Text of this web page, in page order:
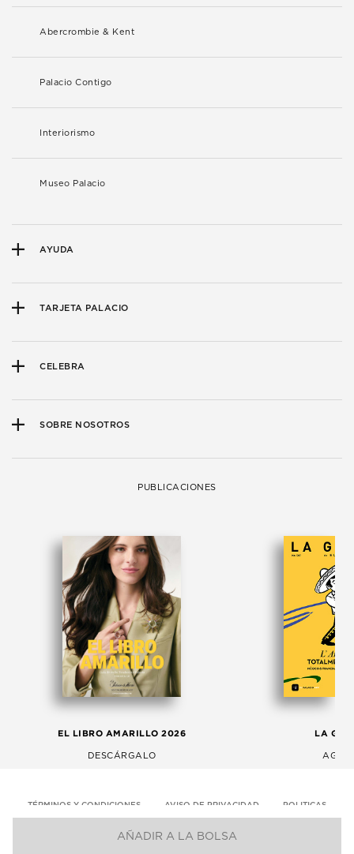
AÑADIR A LA BOLSA
Abercrombie & Kent
Palacio Contigo
Interiorismo
Museo Palacio
AYUDA
TARJETA PALACIO
CELEBRA
SOBRE NOSOTROS
PUBLICACIONES
EL LIBRO AMARILLO 2026
DESCÁRGALO
LA
TÉRMINOS Y CONDICIONES AVISO DE PRIVACIDAD POLITICAS